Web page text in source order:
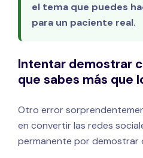
el tema que puedes
para un paciente real.
Intentar demostrar
que sabes más que
Otro error
en convertir las redes
permanente por demostrar